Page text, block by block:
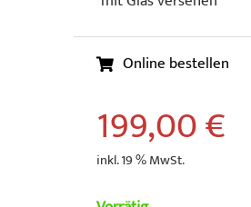
Online bestellen
199,00€
inkl. 19 % MwSt.